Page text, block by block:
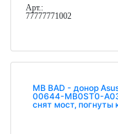
Арт.:
77777771002
MB BAD - донор
00644-MB0ST0-
cнят мост, погнуты